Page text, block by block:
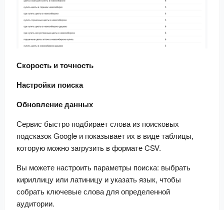
Скорость и точность
Настройки поиска
Обновление данных
Сервис быстро подбирает слова из поисковых
подсказок Google и показывает их в виде таблицы,
которую можно загрузить в формате CSV.
Вы можете настроить параметры поиска: выбрать
кириллицу или латиницу и указать язык, чтобы
собрать ключевые слова для определенной
аудитории.